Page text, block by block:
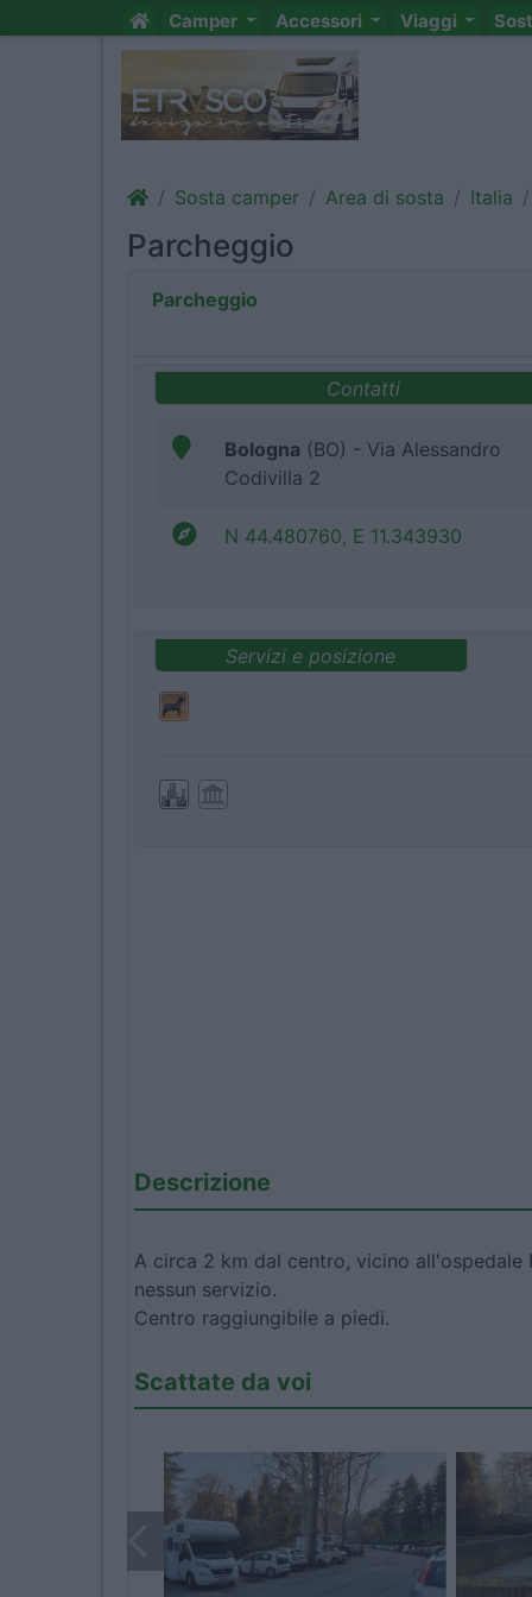
Camper Accessori Viaggi
Sosta camper Area di sosta Italia
Parcheggio
Parcheggio
Contatti
Bologna (BO) - Via Alessandro
Codivilla 2
N 44.480760, E 11.343930
Servizi e posizione
Descrizione
A circa 2 km dal centro, vicino
nessun servizio.
Centro raggiungibile a piedi.
Scattate da voi